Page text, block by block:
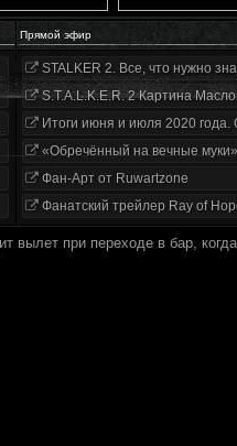
Прямой эфир
STALKER 2. Все, что нужно
S.T.A.L.K.E.R. 2 Картина
Итоги июня и июля 2020 года.
«Обречённый на вечные
Фан-Арт от Ruwartzone
Фанатский трейлер Ray of
вылет при переходе в бар,